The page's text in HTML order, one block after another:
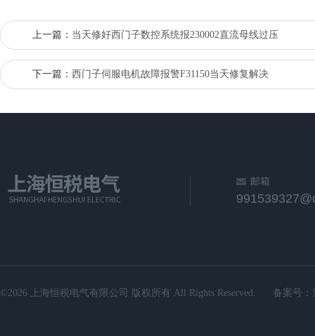
上一篇： 当天修好西门子数控系统报230002直流母线过压
下一篇： 西门子伺服电机故障报警F31150当天修复解决
邮箱
©2026 上海恒税电气有限公司 版权所有 All Rights Reserved. 备案号：